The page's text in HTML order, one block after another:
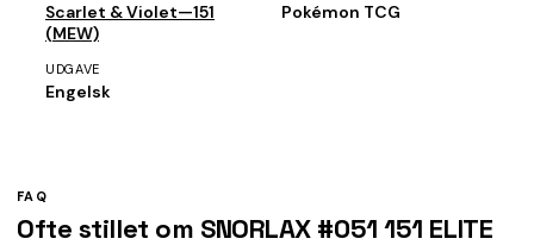
Scarlet & Violet—151
(MEW)
Pokémon TCG
UDGAVE
Engelsk
FAQ
Ofte stillet om SNORLAX #051 151 ELITE